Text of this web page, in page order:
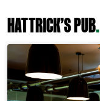
HATTRICK’S PUB.